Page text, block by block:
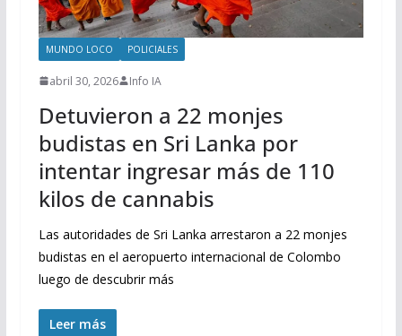
MUNDO LOCO POLICIALES
abril 30, 2026 Info IA
Detuvieron a 22 monjes
budistas en Sri Lanka por
intentar ingresar más de 110
kilos de cannabis
Las autoridades de Sri Lanka arrestaron a 22 monjes
budistas en el aeropuerto internacional de Colombo
luego de descubrir más
Leer más